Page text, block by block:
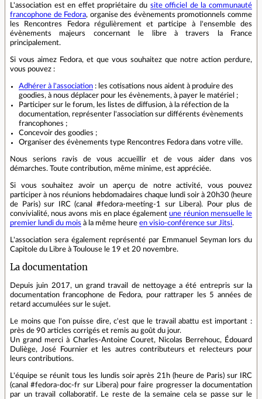
L'association est en effet propriétaire du site officiel de la communauté
francophone de Fedora, organise des évènements promotionnels comme
les Rencontres Fedora régulièrement et participe à l'ensemble des
évènements majeurs concernant le libre à travers la France
principalement.
Si vous aimez Fedora, et que vous souhaitez que notre action perdure,
vous pouvez :
Adhérer à l'association : les cotisations nous aident à produire des
goodies, à nous déplacer pour les évènements, à payer le matériel ;
Participer sur le forum, les listes de diffusion, à la réfection de la
documentation, représenter l'association sur différents évènements
francophones ;
Concevoir des goodies ;
Organiser des évènements type Rencontres Fedora dans votre ville.
Nous serions ravis de vous accueillir et de vous aider dans vos
démarches. Toute contribution, même minime, est appréciée.
Si vous souhaitez avoir un aperçu de notre activité, vous pouvez
participer à nos réunions hebdomadaires chaque lundi soir à 20h30 (heure
de Paris) sur IRC (canal #fedora-meeting-1 sur Libera). Pour plus de
convivialité, nous avons mis en place égalementune réunion mensuelle le
premier lundi du mois à la même heure en visio-conférence sur Jitsi.
L'association sera également représenté par Emmanuel Seyman lors du
Capitole du Libre à Toulouse le 19 et 20 novembre.
La documentation
Depuis juin 2017, un grand travail de nettoyage a été entrepris sur la
documentation francophone de Fedora, pour rattraper les 5 années de
retard accumulées sur le sujet.
Le moins que l'on puisse dire, c'est que le travail abattu est important :
près de 90 articles corrigés et remis au goût du jour.
Un grand merci à Charles-Antoine Couret, Nicolas Berrehouc, Édouard
Duliège, José Fournier et les autres contributeurs et relecteurs pour
leurs contributions.
L'équipe se réunit tous les lundis soir après 21h (heure de Paris) sur IRC
(canal #fedora-doc-fr sur Libera) pour faire progresser la documentation
par un travail collaboratif. Le reste de la semaine cela se passe sur le